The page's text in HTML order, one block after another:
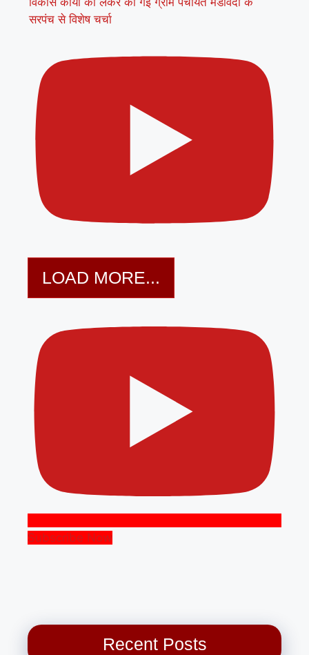
सरपंच से विशेष चर्चा
LOAD MORE...
Subscribe Now
Recent Posts